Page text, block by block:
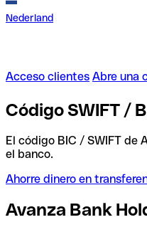
Nederland
Acceso clientes Abre una
Código SWIFT /
El código BIC / SWIFT de
el banco.
Ahorre dinero en
Avanza Bank